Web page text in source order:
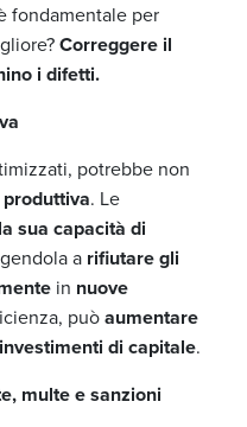
fondamentale per
Correggere il
i difetti.
potrebbe non
. Le
sua capacità di
a rifiutare gli
in nuove
puòaumentare
di capitale.
multe e sanzioni